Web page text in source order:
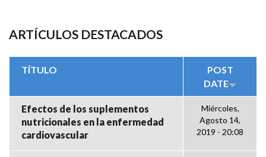
ARTÍCULOS DESTACADOS
TÍTULO
POST
DATE
Efectos de los suplementos
nutricionales en la enfermedad
cardiovascular
Miércoles,
Agosto 14,
2019 - 20:08